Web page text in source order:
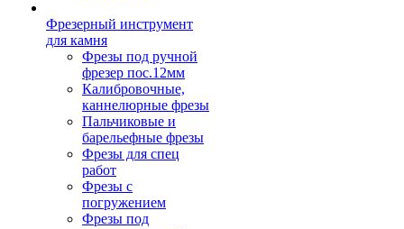
Фрезерный инструмент
для камня
Фрезы под ручной
фрезер пос.12мм
Калибровочные,
каннелюрные фрезы
Пальчиковые и
барельефные фрезы
Фрезы для спец
работ
Фрезы с
погружением
Фрезы под